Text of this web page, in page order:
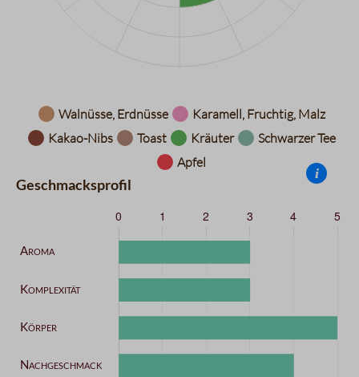
Datentabelle für das Diagramm: Aromarad
Walnüsse, Erdnüsse
Karamell, Fruchtig, Malz
Kakao-Nibs
Toast Kräuter
Schwarzer Tee
Apfel
Geschmacksprofil
i